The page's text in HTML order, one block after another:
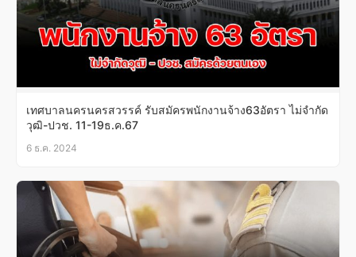
เทศบาลนครนครสวรรค์ รับสมัครพนักงานจ้าง63อัตรา ไม่จำกัด
วุฒิ-ปวช. 11-19ธ.ค.67
6 ธ.ค. 2024